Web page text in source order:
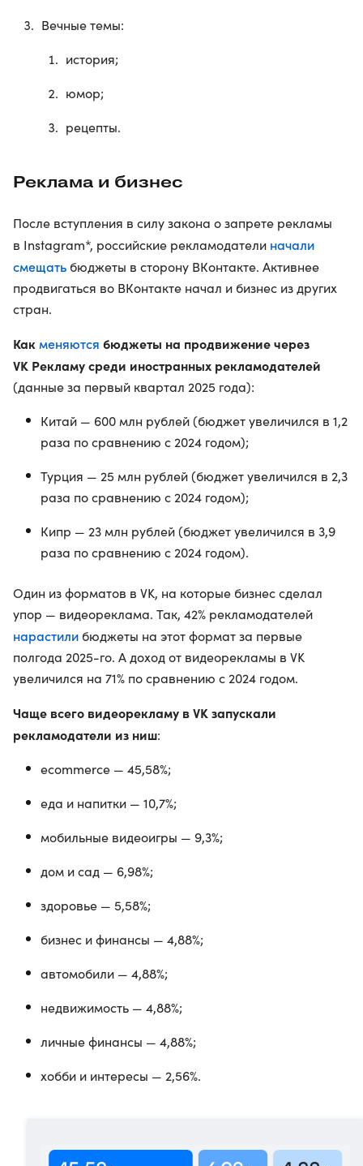
Вечные темы:
история;
юмор;
рецепты.
Реклама и бизнес
После вступления в силу закона о запрете рекламы
в Instagram*, российские рекламодатели начали
смещать бюджеты в сторону ВКонтакте. Активнее
продвигаться во ВКонтакте начал и бизнес из других
стран.
Какменяются бюджеты на продвижение через
VK Рекламу среди иностранных рекламодателей
(данные за первый квартал 2025 года):
Китай — 600 млн рублей (бюджет увеличился в 1,2
раза по сравнению с 2024 годом);
Турция — 25 млн рублей (бюджет увеличился в 2,3
раза по сравнению с 2024 годом);
Кипр — 23 млн рублей (бюджет увеличился в 3,9
раза по сравнению с 2024 годом).
Один из форматов в VK, на которые бизнес сделал
упор — видеореклама. Так, 42% рекламодателей
нарастили бюджеты на этот формат за первые
полгода 2025-го. А доход от видеорекламы в VK
увеличился на 71% по сравнению с 2024 годом.
Чаще всего видеорекламу в VK запускали
рекламодатели из ниш:
ecommerce — 45,58%;
еда и напитки — 10,7%;
мобильные видеоигры — 9,3%;
дом и сад — 6,98%;
здоровье — 5,58%;
бизнес и финансы — 4,88%;
автомобили — 4,88%;
недвижимость — 4,88%;
личные финансы — 4,88%;
хобби и интересы — 2,56%.